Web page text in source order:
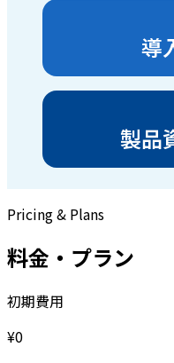
導
製品
Pricing & Plans
料金・プラン
初期費用
¥0